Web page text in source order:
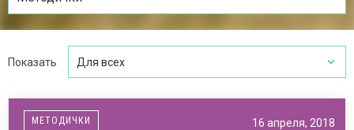
Показать Для всех
МЕТОДИЧКИ 16 апреля, 2018